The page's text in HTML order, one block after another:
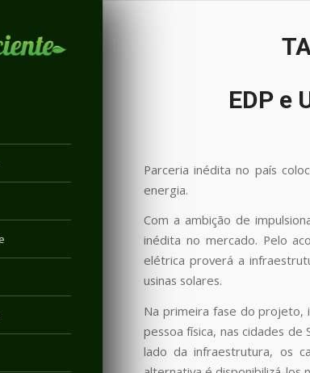
EDP e
Parceria inédita no país
energia.
Com a ambição de
inédita no mercado. Pelo
elétrica proverá a
usinas solares.
Na primeira fase do projeto,
pessoa física, nas cidades
lado da infraestrutura, os